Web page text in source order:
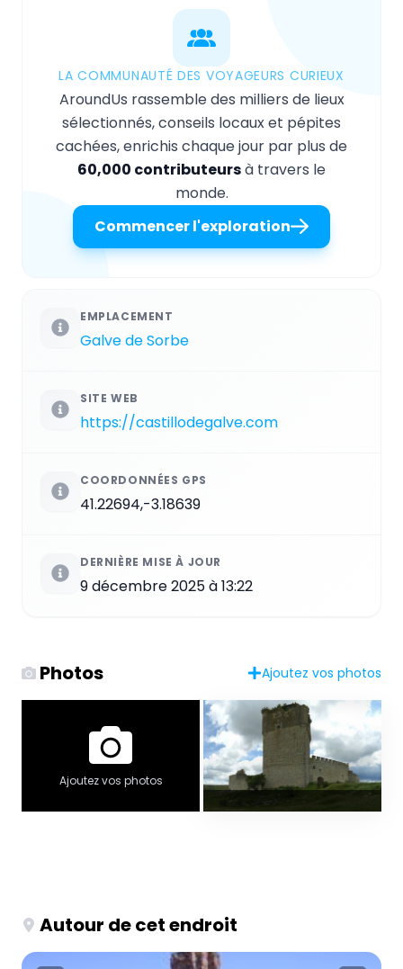
LA COMMUNAUTÉ DES VOYAGEURS CURIEUX
AroundUs rassemble des milliers de lieux
sélectionnés, conseils locaux et pépites
cachées, enrichis chaque jour par plus de
60,000 contributeursà travers le
monde.
Commencer l'exploration
EMPLACEMENT
Galve de Sorbe
SITE WEB
https://castillodegalve.com
COORDONNÉES GPS
41.22694,-3.18639
DERNIÈRE MISE À JOUR
9 décembre 2025 à 13:22
Photos Ajoutez vos photos
Ajoutez vos photos
Autour de cet endroit